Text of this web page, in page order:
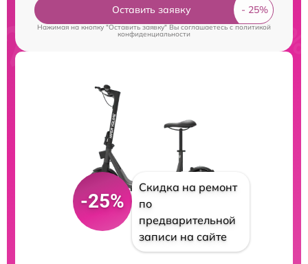
Оставить заявку
Нажимая на кнопку "Оставить заявку" Вы соглашаетесь cполитикой
конфиденциальности
-25%
Скидка на ремонт
по
предварительной
записи на сайте